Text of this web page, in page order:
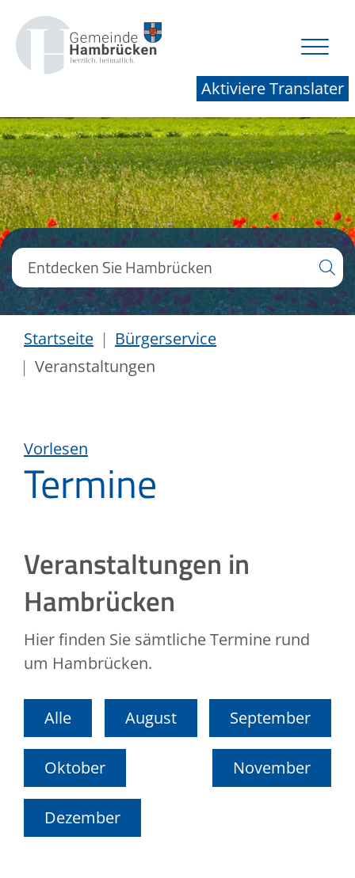
Aktiviere Translater
Startseite
Bürgerservice
Veranstaltungen
Vorlesen
Termine
Veranstaltungen in
Hambrücken
Hier finden Sie sämtliche Termine rund
um Hambrücken.
Alle August September
Oktober November
Dezember